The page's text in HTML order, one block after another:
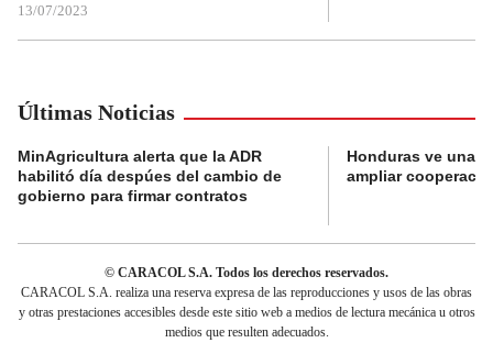
13/07/2023
Últimas Noticias
MinAgricultura alerta que la ADR
habilitó día despúes del cambio de
gobierno para firmar contratos
Honduras ve una
ampliar
© CARACOL S.A. Todos los derechos reservados.
CARACOL S.A. realiza una reserva expresa de las reproducciones y usos de las obras
y otras prestaciones accesibles desde este sitio web a medios de lectura mecánica u otros
medios que resulten adecuados.